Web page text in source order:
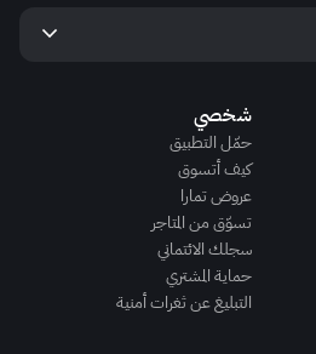
شخصي
حمّل التطبيق
كيف أتسوق
عروض تمارا
تسوّق من المتاجر
سجلك الائتماني
حماية المشتري
التبليغ عن ثغرات أمنية
keyboard_arrow_down